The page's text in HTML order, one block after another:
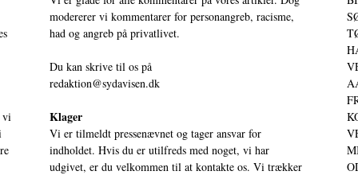
vi
modererer vi kommentarer for personangreb, racisme,
had og angreb på privatlivet.
Du kan skrive til os på
redaktion@sydavisen.dk
Klager
Vi er tilmeldt pressenævnet og tager ansvar for
indholdet. Hvis du er utilfreds med noget, vi har
udgivet, er du velkommen til at kontakte os. Vi trækker